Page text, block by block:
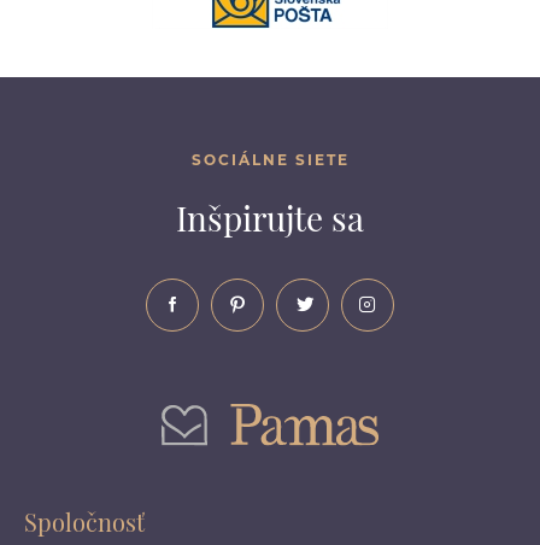
SOCIÁLNE SIETE
Inšpirujte sa
Spoločnosť